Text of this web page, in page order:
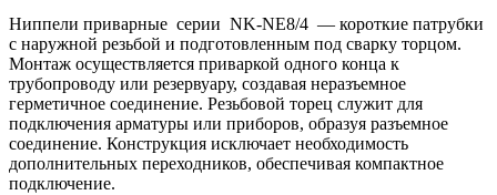
Ниппели приварные серии NK-NE8/4 — короткие патрубки
с наружной резьбой и подготовленным под сварку торцом.
Монтаж осуществляется приваркой одного конца к
трубопроводу или резервуару, создавая неразъемное
герметичное соединение. Резьбовой торец служит для
подключения арматуры или приборов, образуя разъемное
соединение. Конструкция исключает необходимость
дополнительных переходников, обеспечивая компактное
подключение.